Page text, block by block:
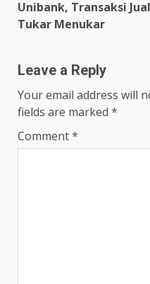
Unibank, Transaksi
Tukar Menukar
Leave a Reply
Your email address will
fields are marked *
Comment*